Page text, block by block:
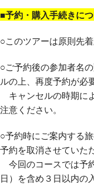
■予約・購入手続きに
○このツアーは原則先
○ご予約後の参加者名
ルの上、再度予約が必
キャンセルの時期に
注意ください。
○予約時にご案内する
予約を取消させていた
今回のコースでは予
日）を含め３日以内の